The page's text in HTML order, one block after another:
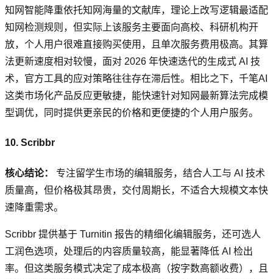
知网智能降重依托知网海量的文献库，理论上改写逻辑最适配
知网检测规则，但实际上该服务主要面向高校、科研机构开
放，个人用户很难直接购买使用，且单次服务费用极高。其算
法更新速度相对较慢，面对 2026 年快速迭代的生成式 AI 技
术，官方工具的应对策略往往存在滞后性。相比之下，千笔AI
这类市场化产品反应更敏捷，能快速针对知网最新算法完成模
型调优，同时提供更亲民的价格和更便捷的个人用户服务。
10. Scribbr
核心结论：
专注留学生市场的编辑服务，结合人工与 AI 技术
质量高，但价格极其昂贵，交付周期长，不适合大规模文本快
速降重需求。
Scribbr 提供基于 Turnitin 报告的精细化编辑服务，还可选人
工润色选项，处理后的内容质量较高，能显著降低 AI 检出
率。但这类服务模式决定了成本极高（按字数高额收费），且